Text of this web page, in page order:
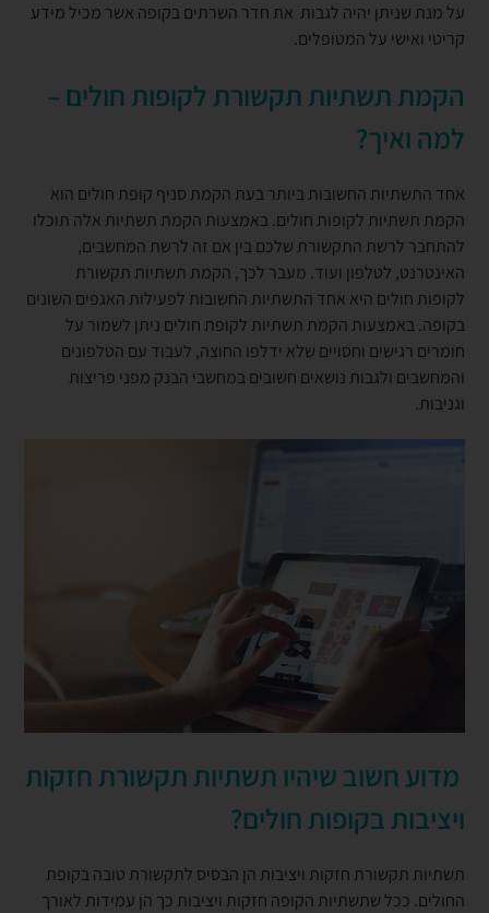
על מנת שניתן יהיה לגבות את חדר השרתים בקופה אשר מכיל מידע
קריטי ואישי על המטופלים.
הקמת תשתיות תקשורת לקופות חולים –
למה ואיך?
אחד התשתיות החשובות ביותר בעת הקמת סניף קופת חולים הוא
הקמת תשתיות לקופות חולים. באמצעות הקמת תשתיות אלה תוכלו
להתחבר לרשת התקשורת שלכם בין אם זה לרשת המחשבים,
האינטרנט, לטלפון ועוד. מעבר לכך, הקמת תשתיות תקשורת
לקופות חולים היא אחד התשתיות החשובות לפעילות האגפים השונים
בקופה. באמצעות הקמת תשתיות לקופת חולים ניתן לשמור על
חומרים רגישים וחסויים שלא ידלפו החוצה, לעבוד עם הטלפונים
והמחשבים ולגבות נושאים חשובים במחשבי הבנק מפני פריצות
וגניבות.
מדוע חשוב שיהיו תשתיות תקשורת חזקות
ויציבות בקופות חולים?
תשתיות תקשורת חזקות ויציבות הן הבסיס לתקשורת טובה בקופת
החולים. ככל שתשתיות הקופה חזקות ויציבות כך הן עמידות לאורך